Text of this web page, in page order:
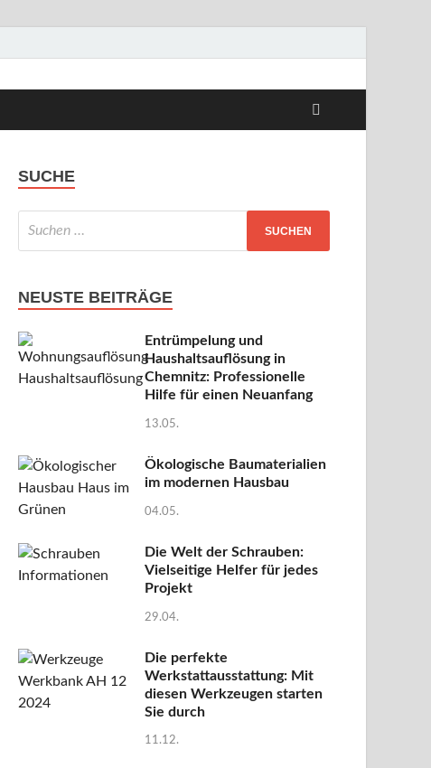
SUCHE
NEUSTE BEITRÄGE
Entrümpelung und
Haushaltsauflösung in
Chemnitz: Professionelle
Hilfe für einen Neuanfang
13.05.
Ökologische Baumaterialien
im modernen Hausbau
04.05.
Die Welt der Schrauben:
Vielseitige Helfer für jedes
Projekt
29.04.
Die perfekte
Werkstattausstattung: Mit
diesen Werkzeugen starten
Sie durch
11.12.